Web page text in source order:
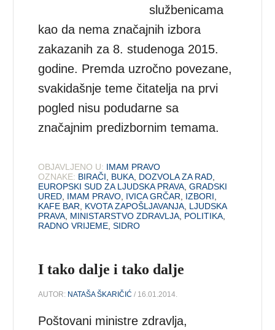
službenicama
kao da nema značajnih izbora
zakazanih za 8. studenoga 2015.
godine. Premda uzročno povezane,
svakidašnje teme čitatelja na prvi
pogled nisu podudarne sa
značajnim predizbornim temama.
OBJAVLJENO U: IMAM PRAVO
OZNAKE: BIRAČI BUKA DOZVOLA ZA RAD
EUROPSKI SUD ZA LJUDSKA PRAVA ,GRADSKI
URED IMAM PRAVO IVICA GRČAR IZBORI
KAFE BAR
KVOTA ZAPOŠLJAVANJA LJUDSKA
PRAVA MINISTARSTVO ZDRAVLJA POLITIKA
RADNO VRIJEME ,SIDRO
I tako dalje i tako dalje
AUTOR: NATAŠA ŠKARIČIĆ / 16.01.2014.
Poštovani ministre zdravlja,